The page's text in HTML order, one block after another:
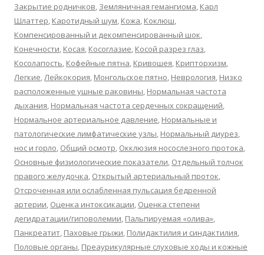
Закрытие родничков, Земляничная гемангиома, Карл
Шлаттер, Каротидный шум, Кожа, Коклюш,
Компенсированный и декомпенсированный шок,
Конечности, Косая, Косоглазие, Косой разрез глаз,
Косолапость, Кофейные пятна, Кривошея, Крипторхизм,
Легкие,Лейкокория, Монгольское пятно, Неврология, Низко
расположенные ушные раковины, Нормальная частота
дыхания, Нормальная частота сердечных сокращений,
Нормальное артериальное давление, Нормальные и
патологические лимфатические узлы, Нормальный диурез,
нос и горло, Общий осмотр, Окклюзия носослезного протока,
Основные физиологические показатели, Отдельный толчок
правого желудочка, Открытый артериальный проток,
Отсроченная или ослабленная пульсация бедренной
артерии, Оценка интоксикации, Оценка степени
дегидратации/гиповолемии, Пальпируемая «олива»,
Панкреатит, Паховые грыжи, Полидактилия и синдактилия,
Половые органы, Преаурикулярные слуховые ходы и кожные